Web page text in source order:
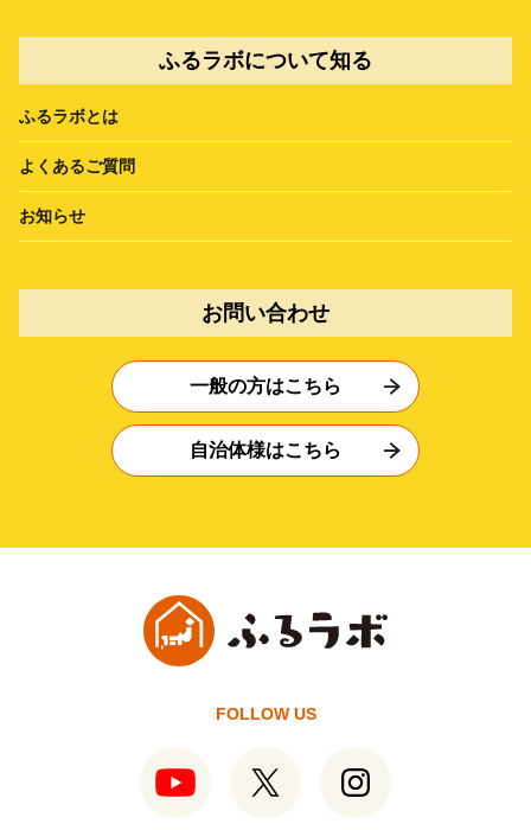
ふるラボについて知る
ふるラボとは
よくあるご質問
お知らせ
お問い合わせ
一般の方はこちら
自治体様はこちら
FOLLOW US